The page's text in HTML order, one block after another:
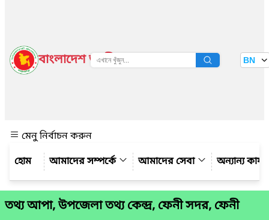
বাংলাদেশ জাতীয় তথ্য বাতায়ন BN
মেনু নির্বাচন করুন
আমাদের সম্পর্কে
আমাদের সেবা অন্যান্য
তথ্য আপা, উপজেলা তথ্য কেন্দ্র, ফেনী সদর, ফেনী